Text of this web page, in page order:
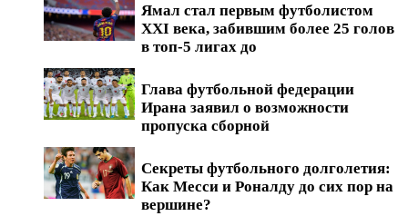
Ямал стал первым футболистом
XXI века, забившим более 25 голов
в топ-5 лигах до
Глава футбольной федерации
Ирана заявил о возможности
пропуска сборной
Секреты футбольного долголетия:
Как Месси и Роналду до сих пор на
вершине?